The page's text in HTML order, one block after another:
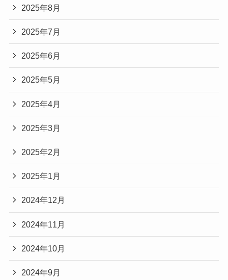
2025年8月
2025年7月
2025年6月
2025年5月
2025年4月
2025年3月
2025年2月
2025年1月
2024年12月
2024年11月
2024年10月
2024年9月